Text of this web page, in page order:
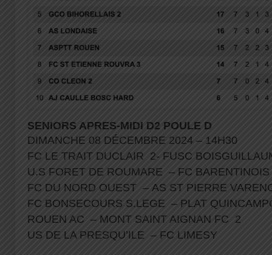
SENIORS APRES-MIDI D2 POULE D
DIMANCHE 08 DÉCEMBRE 2024 – 14H30
FC LE TRAIT DUCLAIR 2- FUSC
U.S FORET DE ROUMARE – FC
FC DU NORD OUEST – AS ST PIERRE
FC BONSECOURS S.LEGE – PLAT
ROUEN AC – MONT SAINT AIGNAN FC 2
US DE LA PRESQU’ILE – FC LIMESY